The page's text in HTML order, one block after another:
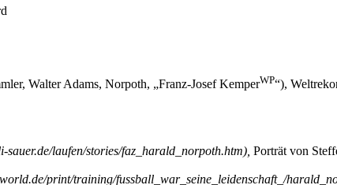
Walter Adams, Norpoth, „Franz-Josef KemperWP“),
Porträt von